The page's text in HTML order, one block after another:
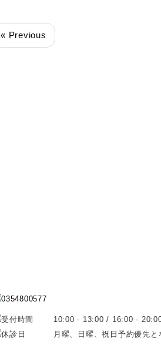
« Previous
10:00 - 13:00 / 16:00 -
月曜、日曜、祝日予約優先と